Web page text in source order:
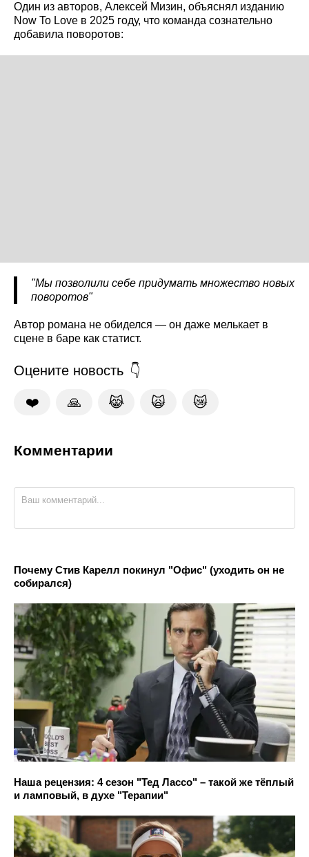
Один из авторов, Алексей Мизин, объяснял изданию
Now To Love в 2025 году, что команда сознательно
добавила поворотов:
"Мы позволили себе придумать множество новых
поворотов"
Автор романа не обиделся — он даже мелькает в
сцене в баре как статист.
Оцените новость
❤️ 🙏 😹 🙀 😿
Комментарии
Почему Стив Карелл покинул "Офис" (уходить он не
собирался)
Наша рецензия: 4 сезон "Тед Лассо" – такой же тёплый
и ламповый, в духе "Терапии"